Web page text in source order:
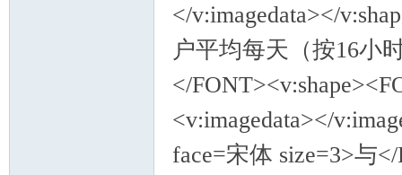
</v:imagedata></
户平均每天（按16小
</
<v:imagedata></
face=宋体 size=3>与